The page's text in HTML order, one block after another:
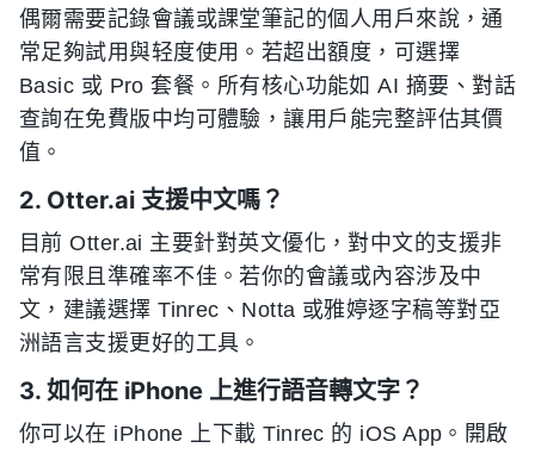
偶爾需要記錄會議或課堂筆記的個人用戶來說，通
常足夠試用與轻度使用。若超出額度，可選擇
Basic 或 Pro 套餐。所有核心功能如 AI 摘要、對話
查詢在免費版中均可體驗，讓用戶能完整評估其價
值。
2. Otter.ai 支援中文嗎？
目前 Otter.ai 主要針對英文優化，對中文的支援非
常有限且準確率不佳。若你的會議或內容涉及中
文，建議選擇 Tinrec、Notta 或雅婷逐字稿等對亞
洲語言支援更好的工具。
3. 如何在 iPhone 上進行語音轉文字？
你可以在 iPhone 上下載 Tinrec 的 iOS App。開啟